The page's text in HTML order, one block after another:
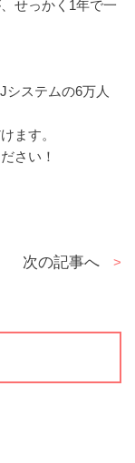
せっかく1年で一
ステムの6万人
ます。
さい！
次の記事へ